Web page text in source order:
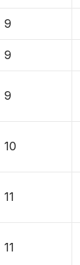
9
9
9
10
11
11